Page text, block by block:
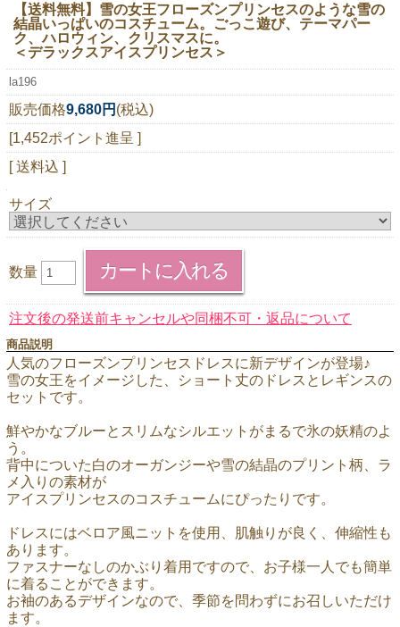
【送料無料】雪の女王フローズンプリンセスのような雪の
結晶いっぱいのコスチューム。ごっこ遊び、テーマパー
ク、ハロウィン、クリスマスに。
＜デラックスアイスプリンセス＞
la196
販売価格9,680円 (税込)
[1,452ポイント進呈 ]
[ 送料込 ]
サイズ
数量
注文後の発送前キャンセルや同梱不可・返品について
商品説明
人気のフローズンプリンセスドレスに新デザインが登場♪
雪の女王をイメージした、ショート丈のドレスとレギンスの
セットです。
鮮やかなブルーとスリムなシルエットがまるで氷の妖精のよ
う。
背中についた白のオーガンジーや雪の結晶のプリント柄、ラ
メ入りの素材が
アイスプリンセスのコスチュームにぴったりです。
ドレスにはベロア風ニットを使用、肌触りが良く、伸縮性も
あります。
ファスナーなしのかぶり着用ですので、お子様一人でも簡単
に着ることができます。
お袖のあるデザインなので、季節を問わずにお召しいただけ
ます。
当店は持続可能な開発目標「SDGs」を推進しています。
0120-221-040